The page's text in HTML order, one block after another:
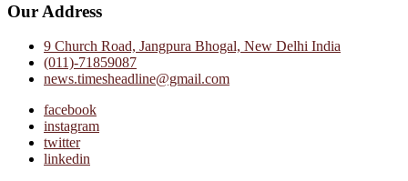
Our Address
9 Church Road, Jangpura Bhogal, New Delhi India
(011)-71859087
news.timesheadline@gmail.com
facebook
instagram
twitter
linkedin